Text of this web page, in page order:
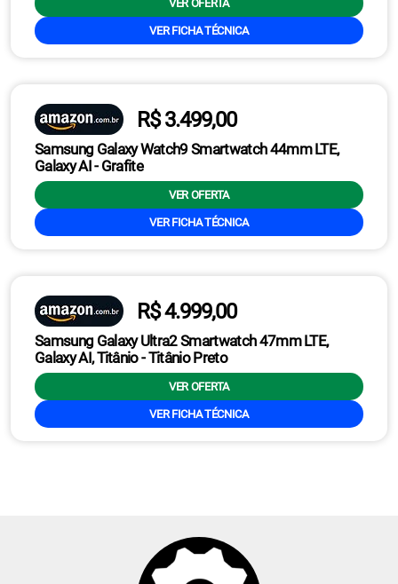
VER OFERTA
VER FICHA TÉCNICA
R$ 3.499,00
Samsung Galaxy Watch9 Smartwatch 44mm LTE,
Galaxy AI - Grafite
VER OFERTA
VER FICHA TÉCNICA
R$ 4.999,00
Samsung Galaxy Ultra2 Smartwatch 47mm LTE,
Galaxy AI, Titânio - Titânio Preto
VER OFERTA
VER FICHA TÉCNICA